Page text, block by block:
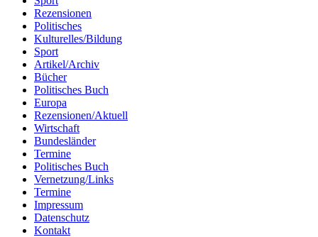
Rezensionen
Politisches
Kulturelles/Bildung
Sport
Artikel/Archiv
Bücher
Politisches Buch
Europa
Rezensionen/Aktuell
Wirtschaft
Bundesländer
Termine
Politisches Buch
Vernetzung/Links
Termine
Impressum
Datenschutz
Kontakt